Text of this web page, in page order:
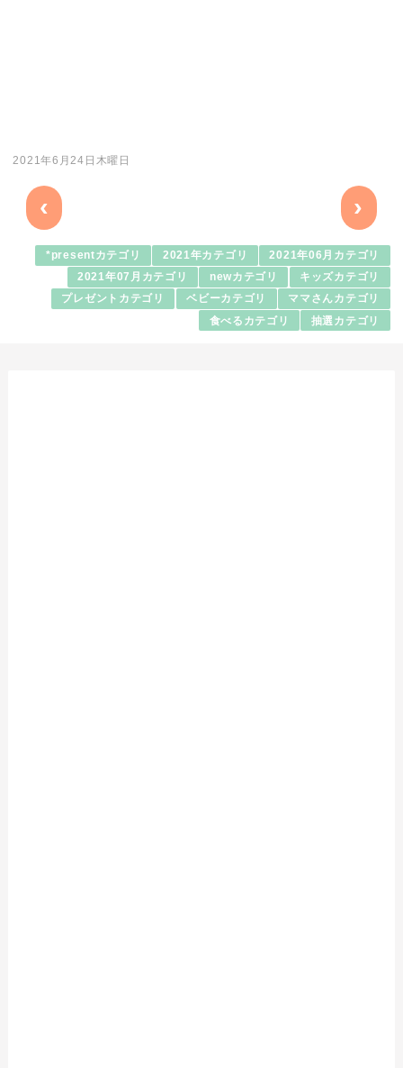
2021年6月24日木曜日
‹ ›
*presentカテゴリ 2021年カテゴリ 2021年06月カテゴリ
2021年07月カテゴリ newカテゴリ キッズカテゴリ
プレゼントカテゴリ ベビーカテゴリ ママさんカテゴリ
食べるカテゴリ 抽選カテゴリ